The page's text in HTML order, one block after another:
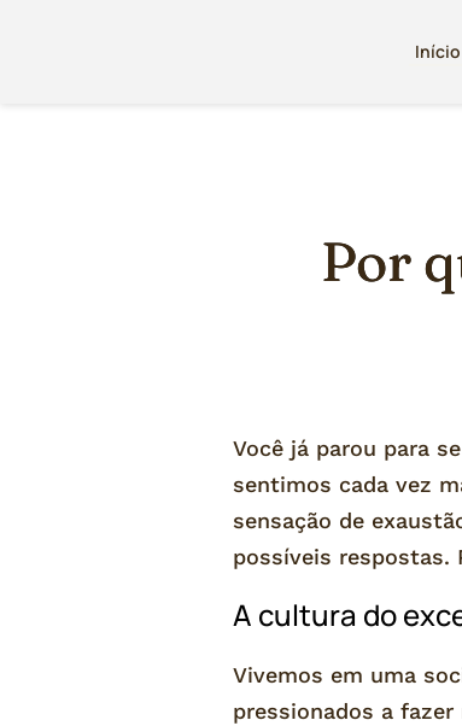
Início
Por
Você já parou para
sentimos cada vez
sensação de
possíveis respostas.
A cultura do
Vivemos em uma
pressionados a